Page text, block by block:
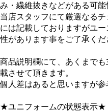
み・繊維抜きなどがある可能
当店スタッフにて厳選なる
には記載しておりますがユ
性があります事をご了承くだ
商品説明欄にて、あくまで
載させて頂きます。
個人差はあると思いますが参
★ユニフォームの状態表示★